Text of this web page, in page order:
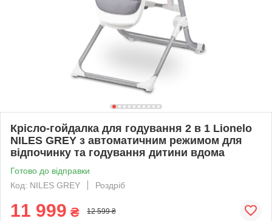
Крісло-гойдалка для годування 2 в 1 Lionelo
NILES GREY з автоматичним режимом для
відпочинку та годування дитини вдома
Готово до відправки
Код: NILES GREY
Роздріб
11 999 ₴ 12 599 ₴